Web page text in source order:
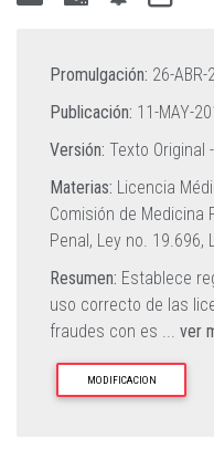
Promulgación: 26-ABR-
Publicación: 11-MAY-
Versión: Texto Original
Materias: Licencia
Comisión de Medicina
Penal, Ley no. 19.696,
Resumen: Establece
uso correcto de las
fraudes con es ... ver
MODIFICACION